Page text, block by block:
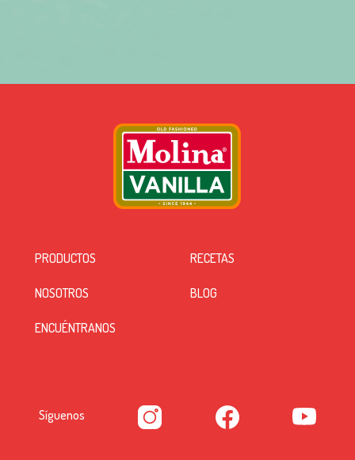
PRODUCTOS RECETAS
NOSOTROS BLOG
ENCUÉNTRANOS
Síguenos